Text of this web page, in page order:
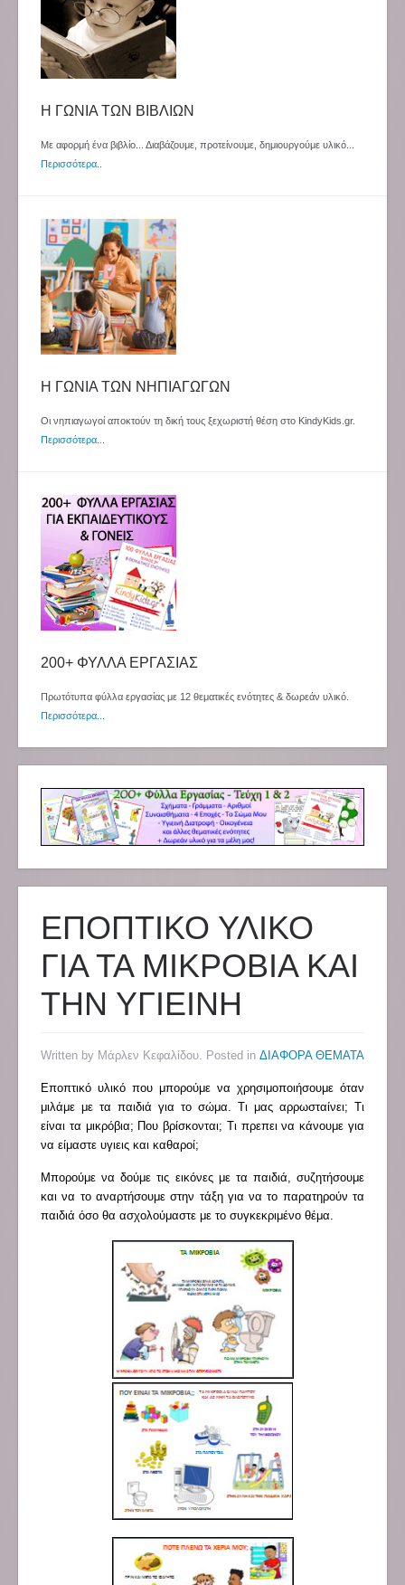
Η ΓΩΝΙΑ ΤΩΝ ΒΙΒΛΙΩΝ
Με αφορμή ένα βιβλίο... Διαβάζουμε, προτείνουμε, δημιουργούμε υλικό...
Περισσότερα
Η ΓΩΝΙΑ ΤΩΝ ΝΗΠΙΑΓΩΓΩΝ
Οι νηπιαγωγοί αποκτούν τη δική τους ξεχωριστή θέση στο KindyKids.gr.
Περισσότερα...
200+ ΦΥΛΛΑ ΕΡΓΑΣΙΑΣ
Πρωτότυπα φύλλα εργασίας με 12 θεματικές ενότητες & δωρεάν υλικό.
Περισσότερα...
ΕΠΟΠΤΙΚΟ ΥΛΙΚΟ
ΓΙΑ ΤΑ ΜΙΚΡΟΒΙΑ ΚΑΙ
ΤΗΝ ΥΓΙΕΙΝΗ
Written by Μάρλεν Κεφαλίδου. Posted in ΔΙΑΦΟΡΑ ΘΕΜΑΤΑ
Εποπτικό υλικό που μπορούμε να χρησιμοποιήσουμε όταν
μιλάμε με τα παιδιά για το σώμα. Τι μας αρρωσταίνει; Τι
είναι τα μικρόβια; Που βρίσκονται; Τι πρεπει να κάνουμε για
να είμαστε υγιεις και καθαροί;
Μπορούμε να δούμε τις εικόνες με τα παιδιά, συζητήσουμε
και να το αναρτήσουμε στην τάξη για να το παρατηρούν τα
παιδιά όσο θα ασχολούμαστε με το συγκεκριμένο θέμα.